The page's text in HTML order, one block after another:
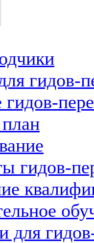
гидов-
гидов-
для